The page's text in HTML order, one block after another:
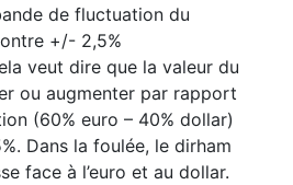
de fluctuation du
+/- 2,5%
veut dire que la valeur du
ou augmenter par rapport
(60% euro – 40% dollar)
Dans la foulée, le dirham
face à l’euro et au dollar.